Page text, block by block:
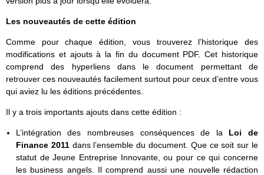
Les nouveautés de cette édition
Comme pour chaque édition, vous trouverez l’historique des
modifications et ajouts à la fin du document PDF. Cet historique
comprend des hyperliens dans le document permettant de
retrouver ces nouveautés facilement surtout pour ceux d’entre vous
qui aviez lu les éditions précédentes.
Il y a trois importants ajouts dans cette édition :
L’intégration des nombreuses conséquences de la Loi de
Finance 2011dans l’ensemble du document. Que ce soit sur le
statut de Jeune Entreprise Innovante, ou pour ce qui concerne
les business angels. Il comprend aussi une nouvelle rédaction